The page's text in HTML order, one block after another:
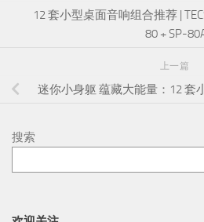
12 套小型桌面音响组合推荐 |
80 + SP-
上一篇
迷你小身躯 蕴藏大能量：12 套
搜索